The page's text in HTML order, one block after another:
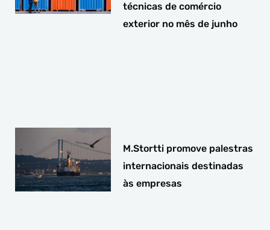
técnicas de comércio
exterior no mês de junho
M.Stortti promove palestras
internacionais destinadas
às empresas